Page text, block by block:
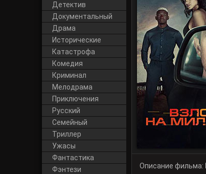
Описание фильма:
Детектив
Документальный
Драма
Исторические
Катастрофа
Комедия
Криминал
Мелодрама
Приключения
Русский
Cемейный
Триллер
Ужасы
Фантастика
Фэнтези